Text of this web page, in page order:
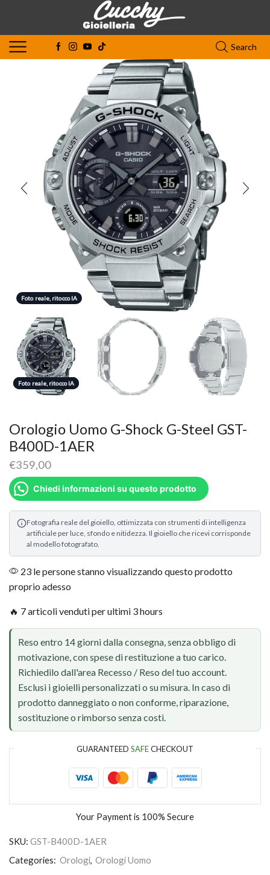
Search
Foto reale, ritocco IA
Foto reale, ritocco IA
Foto reale, ritocco IA
Foto reale, ritocco IA
Orologio Uomo G-Shock G-Steel GST-
B400D-1AER
€359,00
Chiedi informazioni su questo prodotto
Fotografia reale del gioiello, ottimizzata con strumenti di intelligenza
artificiale per luce, sfondo e nitidezza. Il gioiello che ricevi corrisponde
al modello fotografato.
23 le persone stanno visualizzando questo prodotto
proprio adesso
🔥 7 articoli venduti per ultimi 3 hours
Reso entro 14 giorni dalla consegna, senza obbligo di
motivazione, con spese di restituzione a tuo carico.
Richiedilo dall'area Recesso / Reso del tuo account.
Esclusi i gioielli personalizzati o su misura. In caso di
prodotto danneggiato o non conforme, riparazione,
sostituzione o rimborso senza costi.
GUARANTEED SAFECHECKOUT
Your Payment is 100% Secure
SKU: GST-B400D-1AER
Categories: Orologi, Orologi Uomo